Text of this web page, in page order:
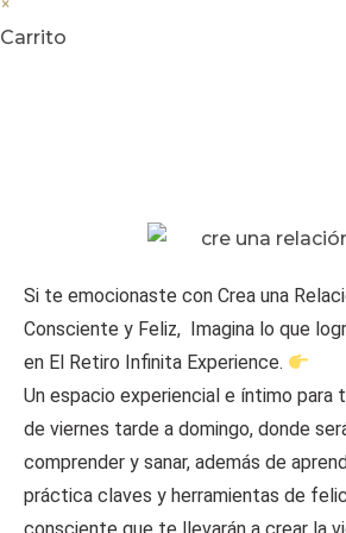
×
Carrito
Si te emocionaste con Crea una
Consciente y Feliz, Imagina lo que
en El Retiro Infinita Experience.
Un espacio experiencial e íntimo para
de viernes tarde a domingo, donde
comprender y sanar, además de
práctica claves y herramientas de